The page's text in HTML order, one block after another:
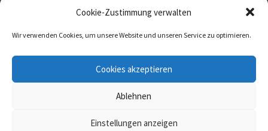
Cookie-Zustimmung verwalten
Wir verwenden Cookies, um unsere Website und unseren Service zu optimieren.
Cookies akzeptieren
Ablehnen
Einstellungen anzeigen
10. AUGUST 2026
30°C
2 m/s
Facebook Instagram